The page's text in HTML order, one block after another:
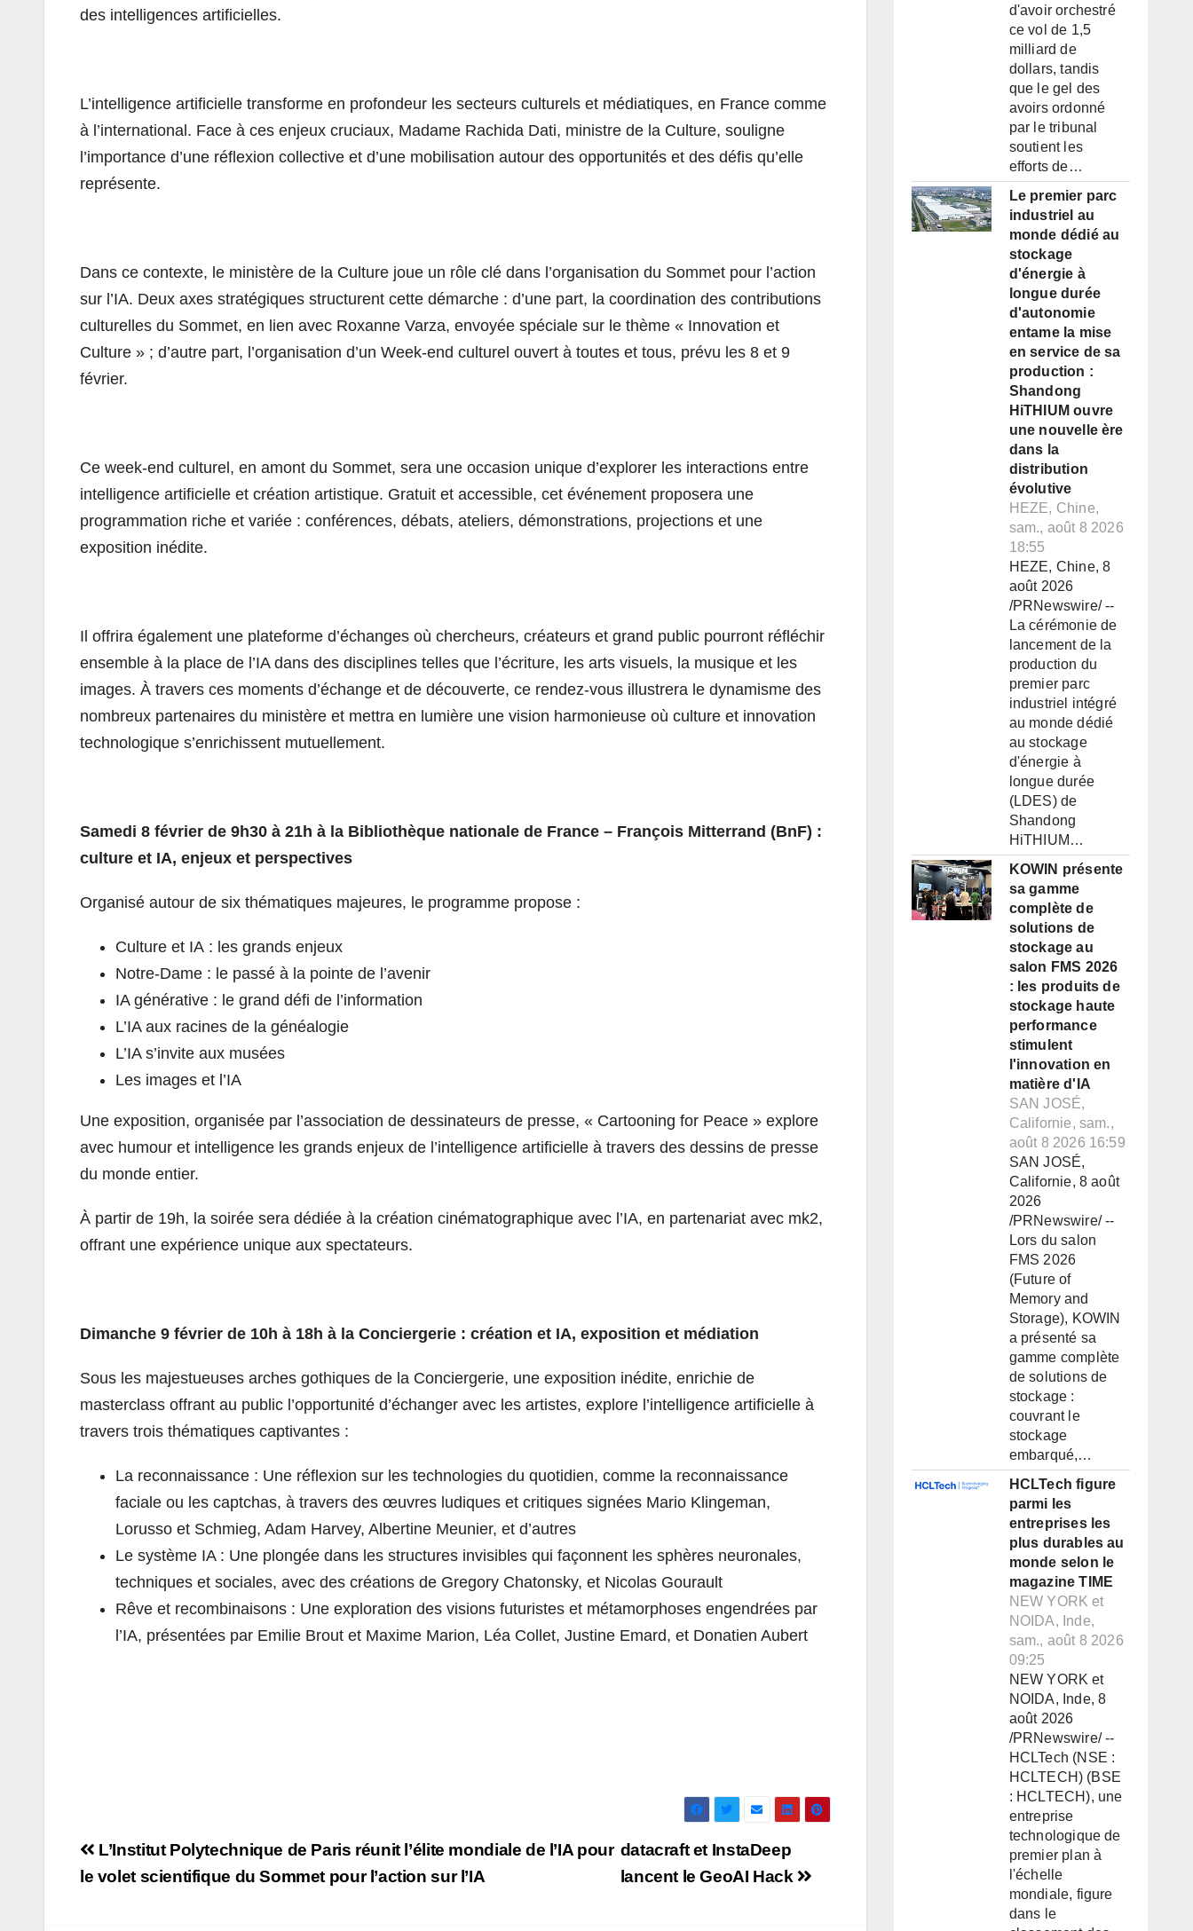
des intelligences artificielles.
L’intelligence artificielle transforme en profondeur les secteurs culturels et médiatiques, en France comme
à l’international. Face à ces enjeux cruciaux, Madame Rachida Dati, ministre de la Culture, souligne
l’importance d’une réflexion collective et d’une mobilisation autour des opportunités et des défis qu’elle
représente.
Dans ce contexte, le ministère de la Culture joue un rôle clé dans l’organisation du Sommet pour l’action
sur l’IA. Deux axes stratégiques structurent cette démarche : d’une part, la coordination des contributions
culturelles du Sommet, en lien avec Roxanne Varza, envoyée spéciale sur le thème « Innovation et
Culture » ; d’autre part, l’organisation d’un Week-end culturel ouvert à toutes et tous, prévu les 8 et 9
février.
Ce week-end culturel, en amont du Sommet, sera une occasion unique d’explorer les interactions entre
intelligence artificielle et création artistique. Gratuit et accessible, cet événement proposera une
programmation riche et variée : conférences, débats, ateliers, démonstrations, projections et une
exposition inédite.
Il offrira également une plateforme d’échanges où chercheurs, créateurs et grand public pourront réfléchir
ensemble à la place de l’IAdans des disciplines telles que l’écriture, les arts visuels, la musique et les
images. À travers ces moments d’échange et de découverte, ce rendez-vous illustrera le dynamisme des
nombreux partenaires du ministère et mettra en lumière une vision harmonieuse où culture et innovation
technologique s’enrichissent mutuellement.
Samedi 8 février de 9h30 à 21h à la Bibliothèque nationale de France – François Mitterrand (BnF) :
culture et IA, enjeux et perspectives
Organisé autour de six thématiques majeures, le programme propose :
Culture et IA : les grands enjeux
Notre-Dame : le passé à la pointe de l’avenir
IAgénérative : le grand défi de l’information
L’IAaux racines de la généalogie
L’IAs’invite aux musées
Les images et l’IA
Une exposition, organisée par l’association de dessinateurs de presse, « Cartooning for Peace » explore
avec humour et intelligence les grands enjeux de l’intelligence artificielle à travers des dessins de presse
du monde entier.
À partir de 19h, la soirée sera dédiée à la création cinématographique avec l’IA, en partenariat avec mk2,
offrant une expérience unique aux spectateurs.
Dimanche 9 février de 10h à 18h à la Conciergerie : création et IA, exposition et médiation
Sous les majestueuses arches gothiques de la Conciergerie, une exposition inédite, enrichie de
masterclass offrant au public l’opportunité d’échanger avec les artistes, explore l’intelligence artificielle à
travers trois thématiques captivantes :
La reconnaissance : Une réflexion sur les technologies du quotidien, comme la reconnaissance
faciale ou les captchas, à travers des œuvres ludiques et critiques signées Mario Klingeman,
Lorusso et Schmieg, Adam Harvey, Albertine Meunier, et d’autres
Le système IA: Une plongée dans les structures invisibles qui façonnent les sphères neuronales,
techniques et sociales, avec des créations de Gregory Chatonsky, et Nicolas Gourault
Rêve et recombinaisons : Une exploration des visions futuristes et métamorphoses engendrées par
l’IA, présentées par Emilie Brout et Maxime Marion, Léa Collet, Justine Emard, et Donatien Aubert
Navigation
de
datacraft et InstaDeep
lancent le GeoAI Hack
L’Institut Polytechnique de Paris réunit l’élite mondiale de l’IA pour
le volet scientifique du Sommet pour l’action sur l’IA
d'avoir orchestré
ce vol de 1,5
milliard de
dollars, tandis
que le gel des
avoirs ordonné
par le tribunal
soutient les
efforts de…
Le premier parc
industriel au
monde dédié au
stockage
d'énergie à
longue durée
d'autonomie
entame la mise
en service de sa
production :
Shandong
HiTHIUM ouvre
une nouvelle ère
dans la
distribution
évolutive
HEZE, Chine,
sam., août 8 2026
18:55
HEZE, Chine, 8
août 2026
/PRNewswire/ --
La cérémonie de
lancement de la
production du
premier parc
industriel intégré
au monde dédié
au stockage
d'énergie à
longue durée
(LDES) de
Shandong
HiTHIUM…
KOWIN présente
sa gamme
complète de
solutions de
stockage au
salon FMS 2026
: les produits de
stockage haute
performance
stimulent
l'innovation en
matière d'IA
SAN JOSÉ,
Californie, sam.,
août 8 2026 16:59
SAN JOSÉ,
Californie, 8 août
2026
/PRNewswire/ --
Lors du salon
FMS 2026
(Future of
Memory and
Storage), KOWIN
a présenté sa
gamme complète
de solutions de
stockage :
couvrant le
stockage
embarqué,…
HCLTech figure
parmi les
entreprises les
plus durables au
monde selon le
magazine TIME
NEW YORK et
NOIDA, Inde,
sam., août 8 2026
09:25
NEW YORK et
NOIDA, Inde, 8
août 2026
/PRNewswire/ --
HCLTech (NSE :
HCLTECH) (BSE
: HCLTECH), une
entreprise
technologique de
premier plan à
l'échelle
mondiale, figure
dans le